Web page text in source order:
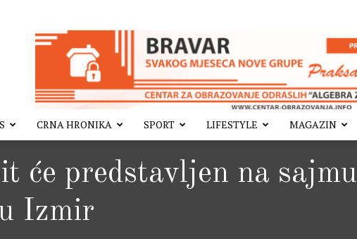
CRNA HRONIKA SPORT LIFESTYLE MAGAZIN
će predstavljen na sajmu
Izmir